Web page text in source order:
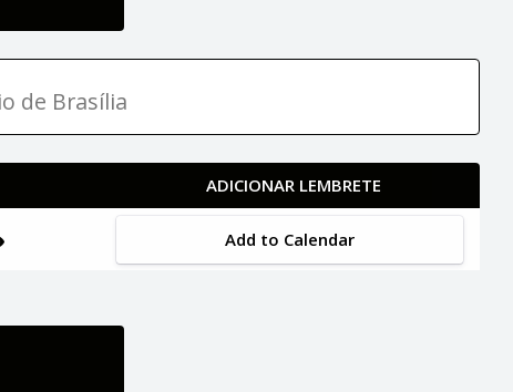
de Brasília
ADICIONAR LEMBRETE
Add to Calendar